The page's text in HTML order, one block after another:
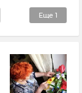
Еще 1